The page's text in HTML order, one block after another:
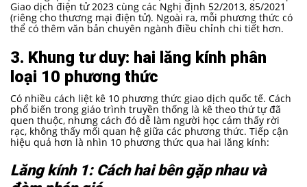
Giao dịch điện tử 2023 cùng các Nghị định 52/2013, 85/2021
(riêng cho thương mại điện tử). Ngoài ra, mỗi phương thức có
thể có thêm văn bản chuyên ngành điều chỉnh chi tiết hơn.
3. Khung tư duy: hai lăng kính phân
loại 10 phương thức
Có nhiều cách liệt kê 10 phương thức giao dịch quốc tế. Cách
phổ biến trong giáo trình truyền thống là kê theo thứ tự đã
quen thuộc, nhưng cách đó dễ làm người học cảm thấy rời
rạc, không thấy mối quan hệ giữa các phương thức. Tiếp cận
hiệu quả hơn là nhìn 10 phương thức qua hai lăng kính:
Lăng kính 1: Cách hai bên gặp nhau và